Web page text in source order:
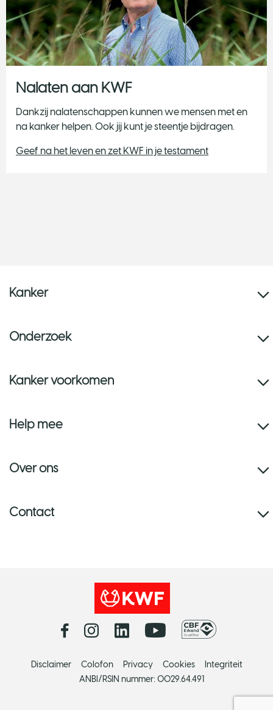
Nalaten aan KWF
Dankzij nalatenschappen kunnen we mensen met en
na kanker helpen. Ook jij kunt je steentje bijdragen.
Geef na het leven en zet KWF in je testament
Kanker
Onderzoek
Kanker voorkomen
Help mee
Over ons
Contact
Disclaimer Colofon Privacy Cookies
Integriteit
ANBI/RSIN nummer: 0029.64.491